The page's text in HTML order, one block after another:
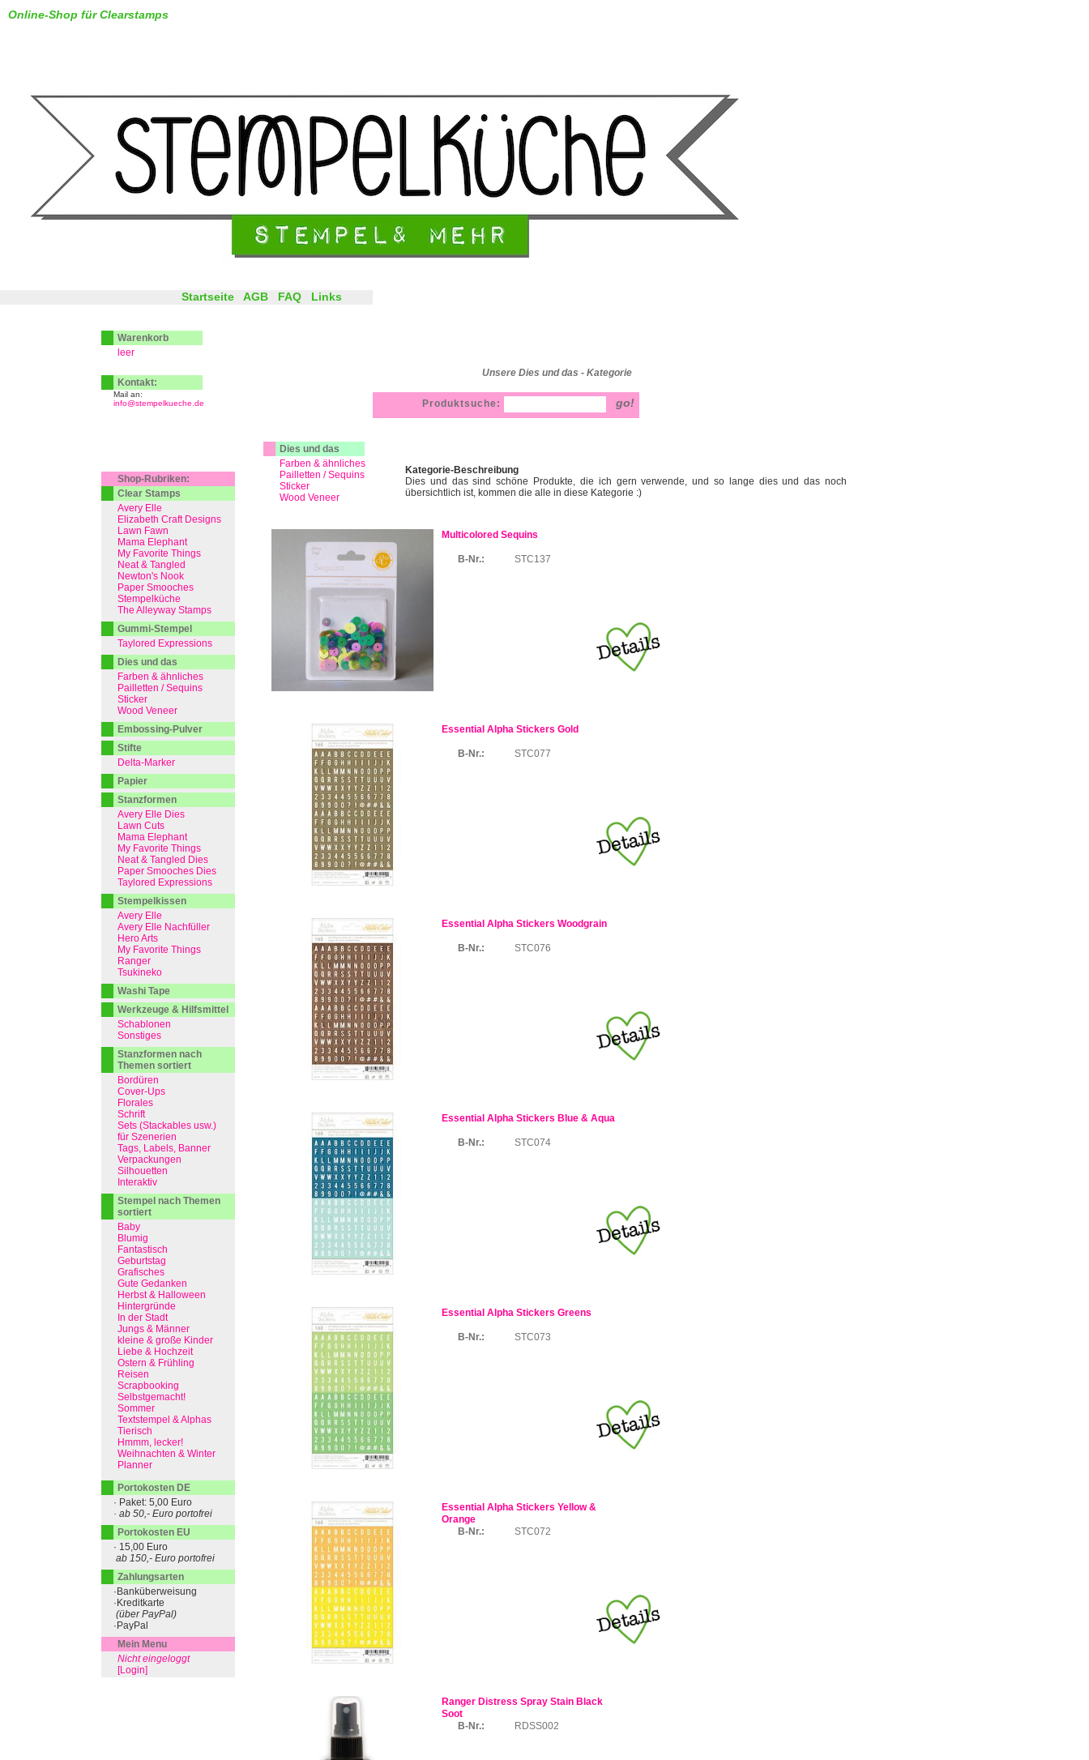
Unsere Dies und das - Kategorie
Online-Shop für Clearstamps
Dies und das
Farben & ähnliches
Pailletten / Sequins
Sticker
Wood Veneer
Kategorie-Beschreibung
Dies und das sind schöne Produkte, die ich gern verwende, und so lange dies und das noch
übersichtlich ist, kommen die alle in diese Kategorie :)
Multicolored Sequins
B-Nr.: STC137
Essential Alpha Stickers Gold
B-Nr.: STC077
Essential Alpha Stickers Woodgrain
B-Nr.: STC076
Essential Alpha Stickers Blue & Aqua
B-Nr.: STC074
Essential Alpha Stickers Greens
B-Nr.: STC073
Essential Alpha Stickers Yellow &
Orange
B-Nr.:
STC072
Ranger Distress Spray Stain Black
Soot
B-Nr.:
RDSS002
Startseite AGB FAQ Links
Produktsuche:
Warenkorb
leer
Kontakt:
Mail an:
info@stempelkueche.de
Shop-Rubriken:
Clear Stamps
Avery Elle
Elizabeth Craft Designs
Lawn Fawn
Mama Elephant
My Favorite Things
Neat & Tangled
Newton's Nook
Paper Smooches
Stempelküche
The Alleyway Stamps
Gummi-Stempel
Taylored Expressions
Dies und das
Farben & ähnliches
Pailletten / Sequins
Sticker
Wood Veneer
Embossing-Pulver
Stifte
Delta-Marker
Papier
Stanzformen
Avery Elle Dies
Lawn Cuts
Mama Elephant
My Favorite Things
Neat & Tangled Dies
Paper Smooches Dies
Taylored Expressions
Stempelkissen
Avery Elle
Avery Elle Nachfüller
Hero Arts
My Favorite Things
Ranger
Tsukineko
Washi Tape
Werkzeuge & Hilfsmittel
Schablonen
Sonstiges
Stanzformen nach
Themen sortiert
Bordüren
Cover-Ups
Florales
Schrift
Sets (Stackables usw.)
für Szenerien
Tags, Labels, Banner
Verpackungen
Silhouetten
Interaktiv
Stempel nach Themen
sortiert
Baby
Blumig
Fantastisch
Geburtstag
Grafisches
Gute Gedanken
Herbst & Halloween
Hintergründe
In der Stadt
Jungs & Männer
kleine & große Kinder
Liebe & Hochzeit
Ostern & Frühling
Reisen
Scrapbooking
Selbstgemacht!
Sommer
Textstempel & Alphas
Tierisch
Hmmm, lecker!
Weihnachten & Winter
Planner
Portokosten DE
· Paket: 5,00 Euro
· ab 50,- Euro portofrei
Portokosten EU
· 15,00 Euro
ab 150,- Euro portofrei
Zahlungsarten
·Banküberweisung
·Kreditkarte
(über PayPal)
·PayPal
Mein Menu
Nicht eingeloggt
[Login]